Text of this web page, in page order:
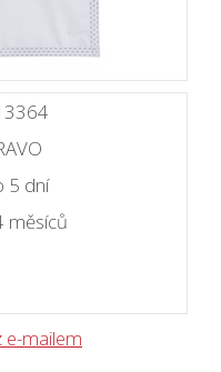
5 dní
měsíců
e-mailem